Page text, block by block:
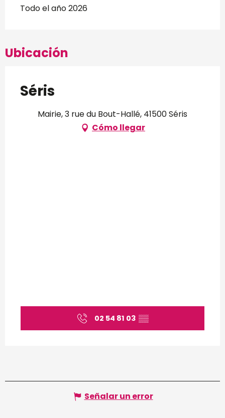
Todo el año 2026
Ubicación
Séris
Mairie, 3 rue du Bout-Hallé, 41500 Séris
Cómo llegar
02 54 81 03 ▒▒
Señalar un error